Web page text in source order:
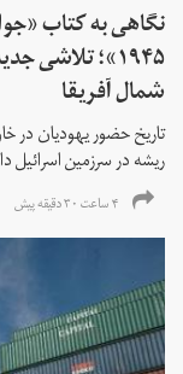
نگاهی به کتاب
۱۹۴۵»؛ تلاشی
شمال آفریقا
تاریخ حضور یهودیان در
ریشه در سرزمین اسرائیل
۴ ساعت ۳۰ دقیقه پیش